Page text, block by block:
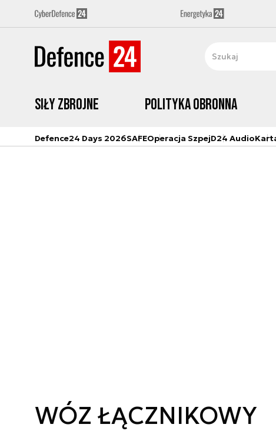
Siły zbrojne Polityka obronna
Defence24 Days 2026SAFEOperacja SzpejD24 Audio
WÓZ ŁĄCZNIKOWY